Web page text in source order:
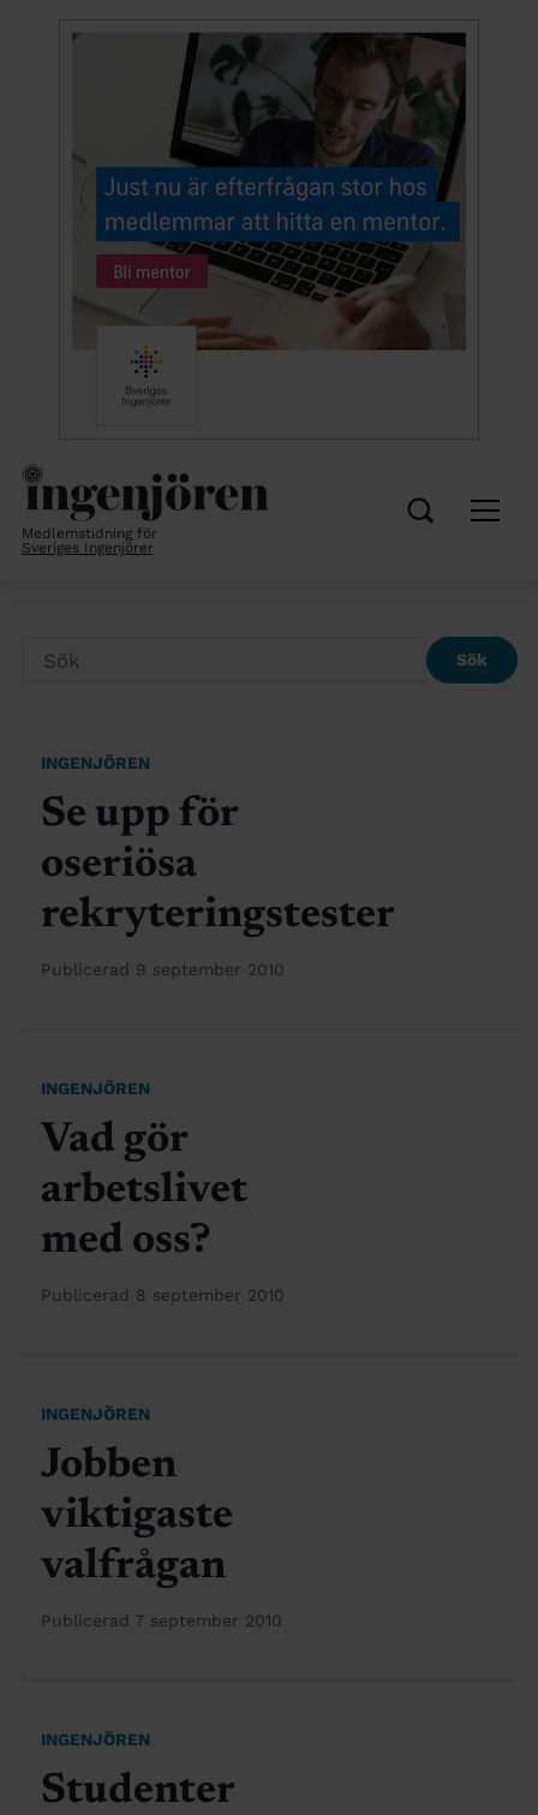
Medlemstidning för
Sveriges Ingenjörer
Sök
INGENJÖREN
Se upp för
oseriösa
rekryteringstester
Publicerad 9 september 2010
INGENJÖREN
Vad gör
arbetslivet
med oss?
Publicerad 8 september 2010
INGENJÖREN
Jobben
viktigaste
valfrågan
Publicerad 7 september 2010
INGENJÖREN
Studenter